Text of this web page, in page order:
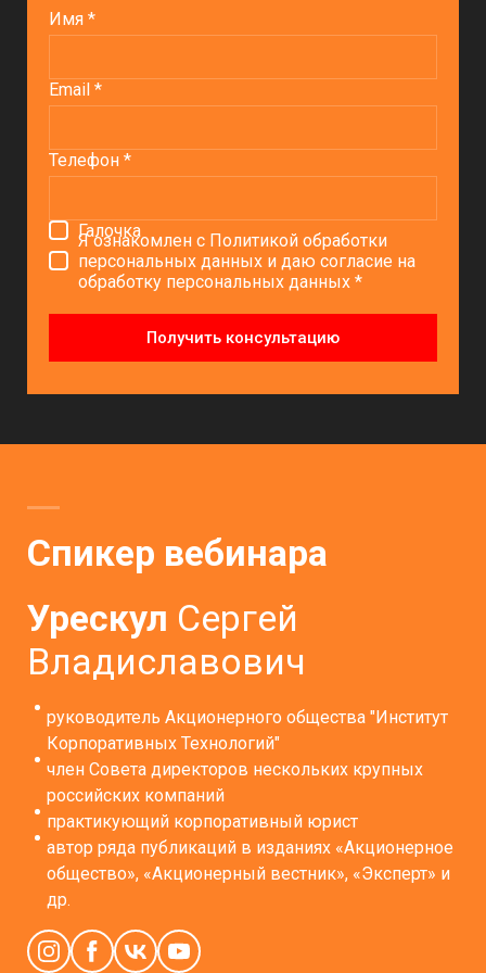
Имя *
Email *
Телефон *
Галочка
Я ознакомлен с Политикой обработки
персональных данных и даю согласие на
обработку персональных данных *
Получить консультацию
Спикер вебинара
Урескул Сергей
Владиславович
руководитель Акционерного общества "Институт
Корпоративных Технологий"
член Совета директоров нескольких крупных
российских компаний
практикующий корпоративный юрист
автор ряда публикаций в изданиях «Акционерное
общество», «Акционерный вестник», «Эксперт» и
др.